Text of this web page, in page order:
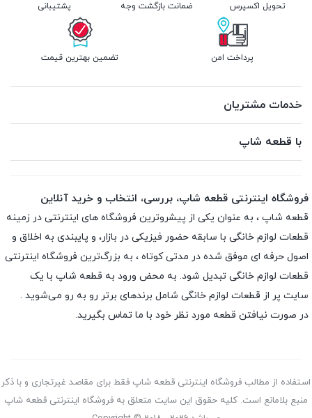
تحویل اکسپرس ضمانت بازگشت وجه پشتیبانی
پرداخت امن تضمین بهترین قیمت
خدمات مشتریان
با قطعه شاپ
فروشگاه اینترنتی قطعه شاپ، بررسی، انتخاب و خرید آنلاین
قطعه شاپ ، به عنوان یکی از پیشروترین فروشگاه های اینترنتی در زمینه
قطعات لوازم خانگی با سابقه حضور فیزیکی در بازار، و پایبندی به اخلاق و
اصول حرفه ای موفق شده در مدتی کوتاه ، به بزرگ‌ترین فروشگاه اینترنتی
قطعات لوازم خانگی تبدیل شود. به محض ورود به قطعه شاپ با یک
سایت پر از قطعات لوازم خانگی شامل برندهای برتر رو به رو می‌شوید .
در صورت نیافتن قطعه مورد نظر خود با ما تماس بگیرید.
استفاده از مطالب فروشگاه اینترنتی قطعه شاپ فقط برای مقاصد غیرتجاری و با ذکر
منبع بلامانع است. کلیه حقوق این سایت متعلق به فروشگاه اینترنتی قطعه شاپ